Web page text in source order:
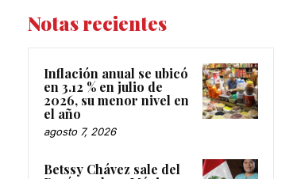
Notas recientes
Inflación anual se ubicó
en 3.12 % en julio de
2026, su menor nivel en
el año
agosto 7, 2026
Betssy Chávez sale del